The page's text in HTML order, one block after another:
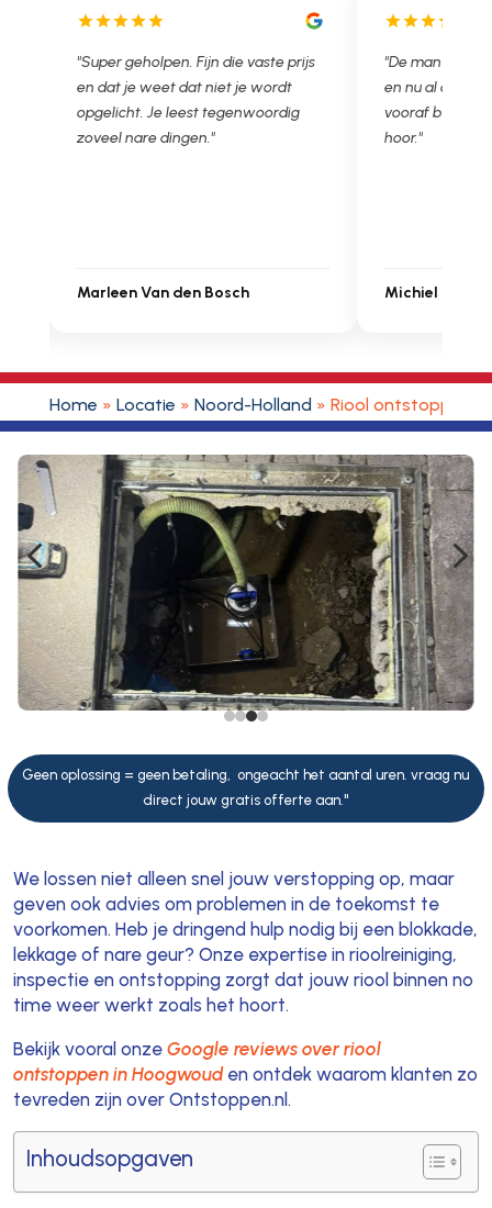
"De man rijden net weg. 11.00 gebeld
en nu al opgelost voor een vast en
vooraf besproken tarief. Lekker
hoor."
Michiel Uitdenbongerd
"Wat een fijn
met een
je niet zo goed
Ontstoppen.nl
Sarah Touat
Home » Locatie » Noord-Holland » Riool ontstoppen
4 5
Geen oplossing = geen betaling, ongeacht het aantal uren. vraag nu
direct jouw gratis offerte aan."
We lossen niet alleen snel jouw verstopping op, maar
geven ook advies om problemen in de toekomst te
voorkomen. Heb je dringend hulp nodig bij een blokkade,
lekkage of nare geur? Onze expertise in rioolreiniging,
inspectie en ontstopping zorgt dat jouw riool binnen no
time weer werkt zoals het hoort.
Bekijk vooral onze Google reviews over riool
ontstoppen in Hoogwouden ontdek waarom klanten zo
tevreden zijn over Ontstoppen.nl.
Inhoudsopgaven